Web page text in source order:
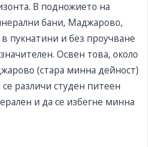
В подножието на
бани, Маджарово,
пукнатини и без проучване
Освен това, около
(стара минна дейност)
различи студен питеен
и да се избегне минна